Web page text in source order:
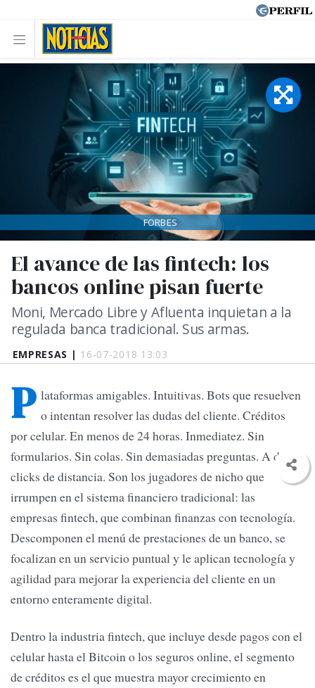
EMPRESAS | 16-07-2018 13:03
El avance de las fintech: los
bancos online pisan fuerte
Moni, Mercado Libre y Afluenta inquietan a la
regulada banca tradicional. Sus armas.
FORBES
P lataformas amigables. Intuitivas. Bots que resuelven
o intentan resolver las dudas del cliente. Créditos
por celular. En menos de 24 horas. Inmediatez. Sin
formularios. Sin colas. Sin demasiadas preguntas. A dos
clicks de distancia. Son los jugadores de nicho que
irrumpen en el sistema financiero tradicional: las
empresas fintech, que combinan finanzas con tecnología.
Descomponen el menú de prestaciones de un banco, se
focalizan en un servicio puntual y le aplican tecnología y
agilidad para mejorar la experiencia del cliente en un
entorno enteramente digital.
Dentro la industria fintech, que incluye desde pagos con el
celular hasta el Bitcoin o los seguros online, el segmento
de créditos es el que muestra mayor crecimiento en